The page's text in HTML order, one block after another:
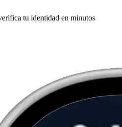
tu identidad en minutos